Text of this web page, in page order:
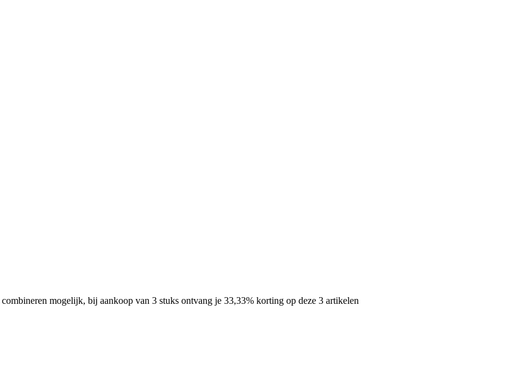
mogelijk, bij aankoop van 3 stuks ontvang je 33,33% korting op deze 3 artikelen